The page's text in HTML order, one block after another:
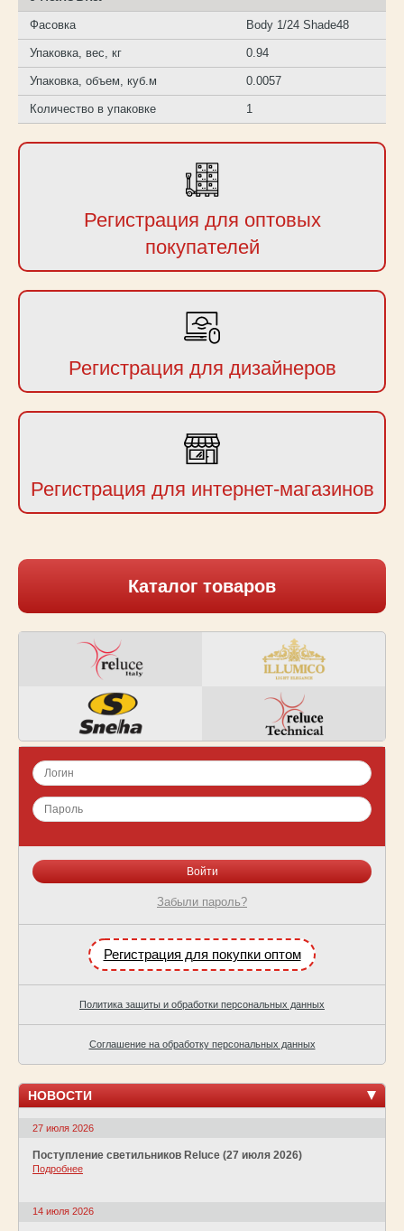
Фасовка Body 1/24 Shade48
Упаковка, вес, кг 0.94
Упаковка, объем, куб.м 0.0057
Количество в упаковке 1
Регистрация для оптовых
покупателей
Регистрация для дизайнеров
Регистрация для интернет-магазинов
Каталог товаров
Забыли пароль?
Регистрация для покупки оптом
Политика защиты и обработки персональных данных
Соглашение на обработку персональных данных
НОВОСТИ
27 июля 2026
Поступление светильников Reluce (27 июля 2026)
Подробнее
14 июля 2026